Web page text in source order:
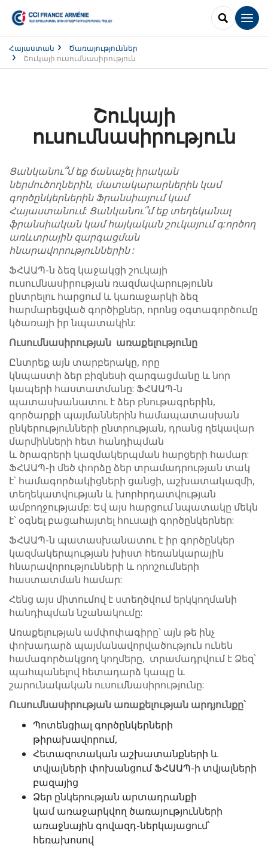
SEARCH
Հայաստան
Ծառայություններ
Շուկայի ուսումնասիրություն
Շուկայի
ուսումնասիրություն
Ցանկանու՞մ եք ճանաչել իրական
ներմուծողներին, մատակարարներին կամ
գործընկերներին Ֆրանսիայում կամ
Հայաստանում: Ցանկանու՞մ եք տեղեկանալ
ֆրանսիական կամ հայկական շուկայում գ:ործող
առևտրային զարգացման
հնարավորություններին :
ՖՀԱԱՊ-ն ձեզ կաջակցի շուկայի
ուսումնասիրության ռազմավարությունն
ընտրելու հարցում և կառաջարկի ձեզ
հարմարեցված գործիքներ, որոնց օգտագործումը
կծառայի իր նպատակին:
Ուսումնասիրության առաքելությունը
Ընտրեք այն տարբերակը, որը
կնպաստի ձեր բիզնեսի զարգացմանը և նոր
կապերի հաստատմանը: ՖՀԱԱՊ-ն
պատասխանատու է ձեր բնութագրերին,
գործարքի պայմաններին համապատասխան
ընկերությունների ընտրության, դրանց ղեկավար
մարմինների հետ հանդիպման
և ծրագրերի կազմակերպման հարցերի համար:
ՖՀԱԱՊ-ի մեծ փորձը ձեր տրամադրության տակ
է՝ համագործակիցների ցանցի, աշխատակազմի,
տեղեկատվության և խորհրդատվության
ամբողջությամբ: Եվ այս հարցում նպատակը մեկն
է՝ օգնել բացահայտել հուսալի գործընկերներ:
ՖՀԱԱՊ-ն պատասխանատու է իր գործընկեր
կազմակերպության խիստ հեռանկարային
հնարավորությունների և որոշումների
հաստատման համար:
Հենց այս միտումով է ստեղծվում երկկողմանի
հանդիպման նշանակումը:
Առաքելության ամփոփագիրը՝ այն թե ինչ
փոխադարձ պայմանավորվածություն ունեն
համագործակցող կողմերը, տրամադրվում է Ձեզ՝
պահպանելով հետադարձ կապը և
շարունակական ուսումնասիրությունը:
Ուսումնասիրության առաքելության արդյունքը՝
Պոտենցիալ գործընկերների
թիրախավորում,
Հետազոտական աշխատանքների և
տվյալների փոխանցում ՖՀԱԱՊ-ի տվյալների
բազայից
Ձեր ընկերության արտադրանքի
կամ առաջարկվող ծառայությունների
առաջնային գովազդ-ներկայացում՝
հեռախոսով